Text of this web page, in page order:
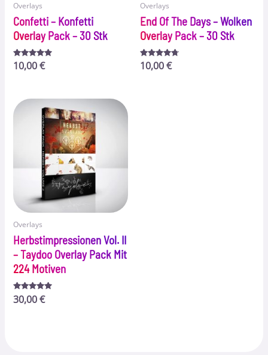
Overlays
Confetti – Konfetti
Overlay Pack – 30 Stk
Bewertet
mit
10,00€
Overlays
End Of The Days – Wolken
Overlay Pack – 30 Stk
Bewertet
mit
10,00€
Overlays
Herbstimpressionen Vol. II
– Taydoo Overlay Pack Mit
224 Motiven
Bewertet
mit
30,00€